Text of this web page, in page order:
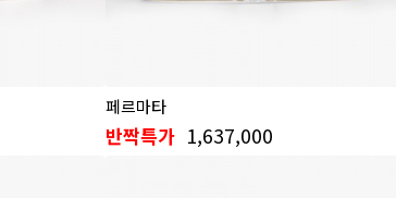
페르마타
반짝특가 1,637,000